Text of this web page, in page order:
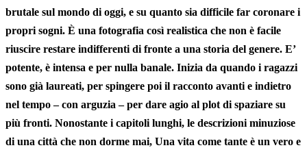
brutale sul mondo di oggi, e su quanto sia difficile far coronare i
propri sogni. È una fotografia così realistica che non è facile
riuscire restare indifferenti di fronte a una storia del genere. E’
potente, è intensa e per nulla banale. Inizia da quando i ragazzi
sono già laureati, per spingere poi il racconto avanti e indietro
nel tempo– con arguzia – per dare agio al plot di spaziare su
più fronti. Nonostante i capitoli lunghi, le descrizioni minuziose
di una città che non dorme mai, Una vita come tante è un vero e